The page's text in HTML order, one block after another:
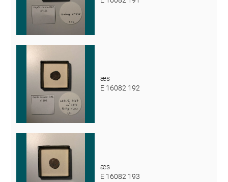
æs
E 16082 192
æs
E 16082 193